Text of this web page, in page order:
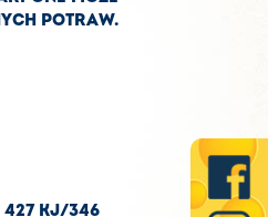
POTRAW.
427 KJ/346